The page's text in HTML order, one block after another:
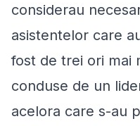
considerau
asistentelor care
fost de trei ori mai
conduse de un
acelora care s-au